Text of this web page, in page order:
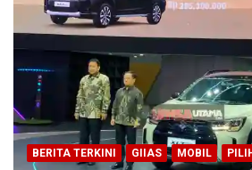
BERITA TERKINI GIIAS MOBIL